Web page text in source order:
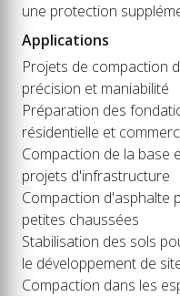
une protection
Applications
Projets de compaction
précision et maniabilité
Préparation des
résidentielle et
Compaction de la base
projets d'infrastructure
Compaction d'asphalte
petites chaussées
Stabilisation des sols
le développement de
Compaction dans les